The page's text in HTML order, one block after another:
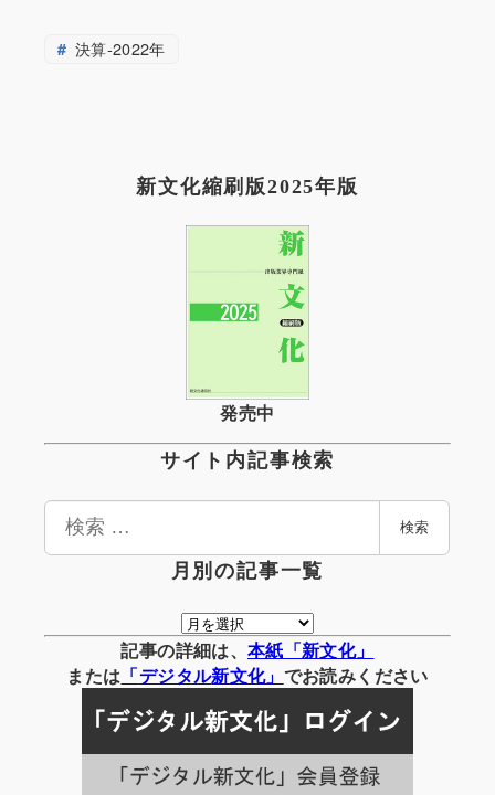
決算-2022年
新文化縮刷版2025年版
発売中
サイト内記事検索
検
検索
月別の記事一覧
月
別
の
事
一
覧
記事の詳細は、 本紙「新文化」
または 「デジタル新文化」 でお読みください